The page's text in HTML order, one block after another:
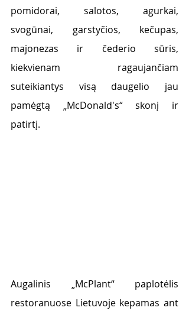
pomidorai, salotos, agurkai,
svogūnai, garstyčios, kečupas,
majonezas ir čederio sūris,
kiekvienam ragaujančiam
suteikiantys visą daugelio jau
pamėgtą „McDonald's“ skonį ir
patirtį.
Augalinis „McPlant“ paplotėlis
restoranuose Lietuvoje kepamas ant